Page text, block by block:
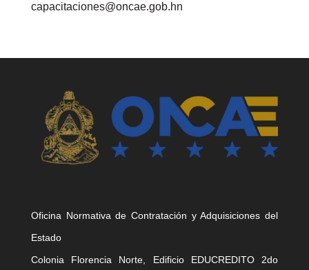
capacitaciones@oncae.gob.hn
Oficina Normativa de Contratación y Adquisiciones del
Estado
Colonia Florencia Norte, Edificio EDUCREDITO 2do